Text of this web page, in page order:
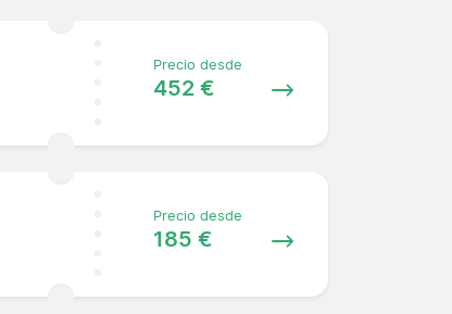
Precio desde
452 €
Precio desde
185 €